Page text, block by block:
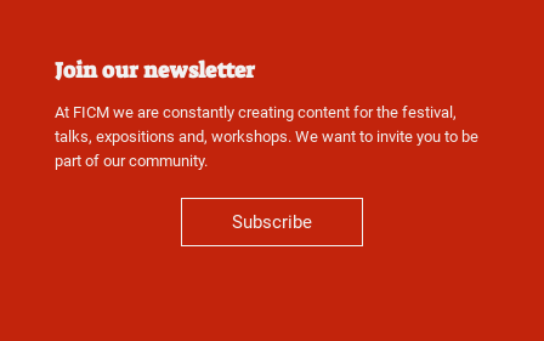
Join our newsletter
At FICM we are constantly creating content for the festival,
talks, expositions and, workshops. We want to invite you to be
part of our community.
Subscribe